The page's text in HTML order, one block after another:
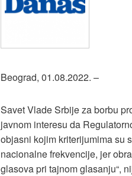
Beograd, 01.08.2022. –
Savet Vlade Srbije za borbu
javnom interesu da
objasni kojim kriterijumima su
nacionalne frekvencije, jer
glasova pri tajnom glasanju“,